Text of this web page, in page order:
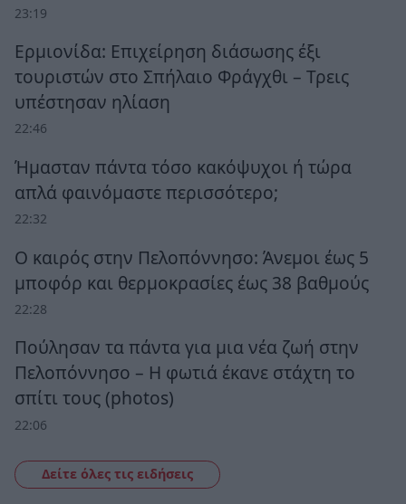
23:19
Ερμιονίδα: Επιχείρηση διάσωσης έξι
τουριστών στο Σπήλαιο Φράγχθι – Τρεις
υπέστησαν ηλίαση
22:46
Ήμασταν πάντα τόσο κακόψυχοι ή τώρα
απλά φαινόμαστε περισσότερο;
22:32
Ο καιρός στην Πελοπόννησο: Άνεμοι έως 5
μποφόρ και θερμοκρασίες έως 38 βαθμούς
22:28
Πούλησαν τα πάντα για μια νέα ζωή στην
Πελοπόννησο – Η φωτιά έκανε στάχτη το
σπίτι τους (photos)
22:06
Δείτε όλες τις ειδήσεις